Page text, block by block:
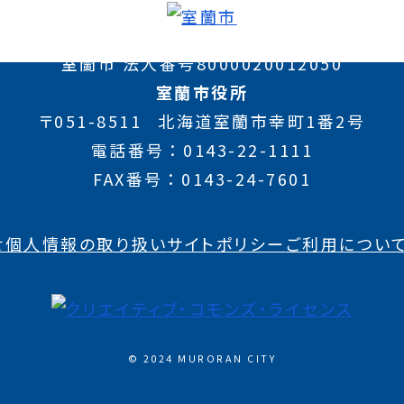
室蘭市 法人番号8000020012050
室蘭市役所
〒051-8511
北海道室蘭市幸町1番2号
電話番号
0143-22-1111
FAX番号
0143-24-7601
個人情報の取り扱いサイトポリシーご利用について
© 2024 MURORAN CITY